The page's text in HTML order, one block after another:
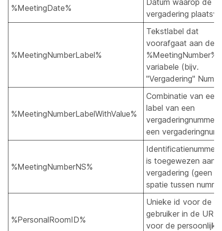
%MeetingDate%
Datum waarop de
vergadering
%MeetingNumberLabel%
Tekstlabel dat
voorafgaat aan de
%MeetingNumber%
variabele (bijv.
"Vergadering"
%MeetingNumberLabelWithValue%
Combinatie van een
label van een
vergaderingnummer
een
%MeetingNumberNS%
Identificatienummer
is toegewezen aan
vergadering (geen
spatie tussen
%PersonalRoomID%
Unieke id voor de
gebruiker in de URL
voor de persoonlijke